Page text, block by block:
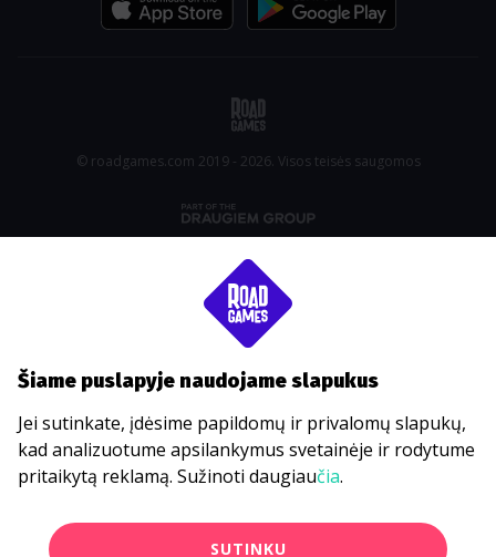
© roadgames.com 2019 - 2026. Visos teisės saugomos
Šiame puslapyje naudojame slapukus
Jei sutinkate, įdėsime papildomų ir privalomų slapukų,
kad analizuotume apsilankymus svetainėje ir rodytume
pritaikytą reklamą. Sužinoti daugiaučia.
SUTINKU